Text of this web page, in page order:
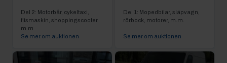
Del 2: Motorbår, cykeltaxi,
flismaskin, shoppingscooter
m.m.
Se mer om auktionen
Del 1: Mopedbilar, släpvagn,
rörbock, motorer, m.m.
Se mer om auktionen